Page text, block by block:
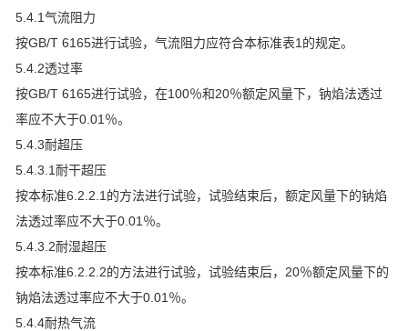
5.4.1气流阻力
按GB/T 6165进行试验，气流阻力应符合本标准表1的规定。
5.4.2透过率
按GB/T 6165进行试验，在100％和20％额定风量下，钠焰法透过
率应不大于0.01％。
5.4.3耐超压
5.4.3.1耐干超压
按本标准6.2.2.1的方法进行试验，试验结束后，额定风量下的钠焰
法透过率应不大于0.01％。
5.4.3.2耐湿超压
按本标准6.2.2.2的方法进行试验，试验结束后，20％额定风量下的
钠焰法透过率应不大于0.01％。
5.4.4耐热气流